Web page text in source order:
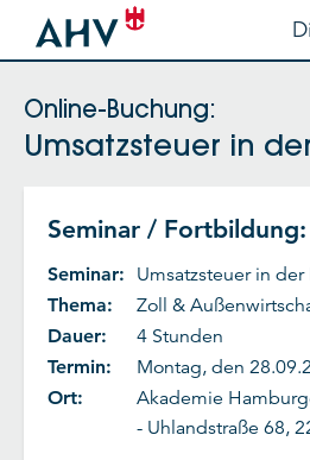
Online-Buchung:
Umsatzsteuer in
Seminar / Fortbildung:
Seminar: Umsatzsteuer in
Thema: Zoll &
Dauer: 4 Stunden
Termin: Montag, den
Ort:
Akademie
- Uhlandstraße 68,